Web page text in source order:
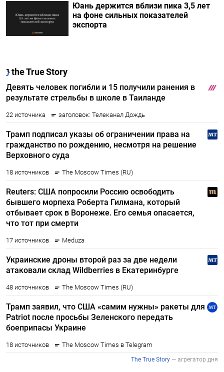
Юань держится вблизи пика 3,5 лет
на фоне сильных показателей
экспорта